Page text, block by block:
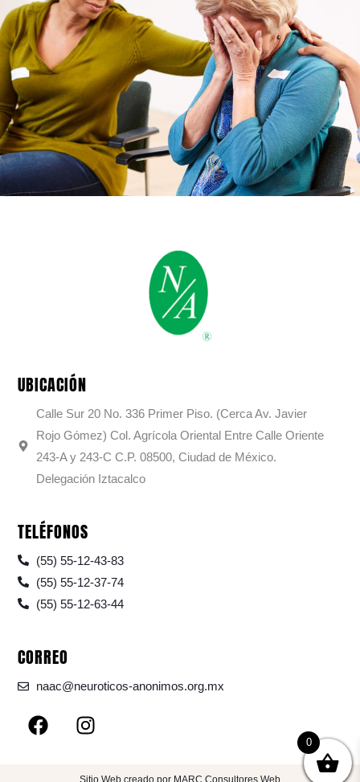
UBICACIÓN
Calle Sur 20 No. 336 Primer Piso. (Cerca Av. Javier
Rojo Gómez) Col. Agrícola Oriental Entre Calle Oriente
243-A y 243-C C.P. 08500, Ciudad de México.
Delegación Iztacalco
TELÉFONOS
(55) 55-12-43-83
(55) 55-12-37-74
(55) 55-12-63-44
CORREO
naac@neuroticos-anonimos.org.mx
F
a
I
n
t
Sitio Web creado por MARC Consultores Web
0